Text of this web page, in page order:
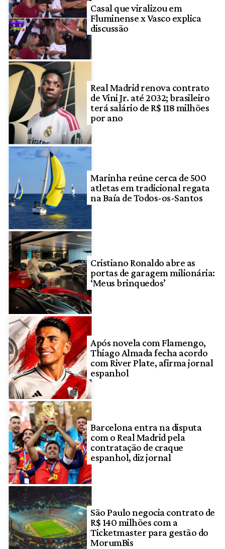
Casal que viralizou em
Fluminense x Vasco explica
discussão
Real Madrid renova contrato
de Vini Jr. até 2032; brasileiro
terá salário de R$ 118 milhões
por ano
Marinha reúne cerca de 500
atletas em tradicional regata
na Baía de Todos-os-Santos
Cristiano Ronaldo abre as
portas de garagem milionária:
‘Meus brinquedos’
Após novela com Flamengo,
Thiago Almada fecha acordo
com River Plate, afirma jornal
espanhol
Barcelona entra na disputa
com o Real Madrid pela
contratação de craque
espanhol, diz jornal
São Paulo negocia contrato de
R$ 140 milhões com a
Ticketmaster para gestão do
MorumBis